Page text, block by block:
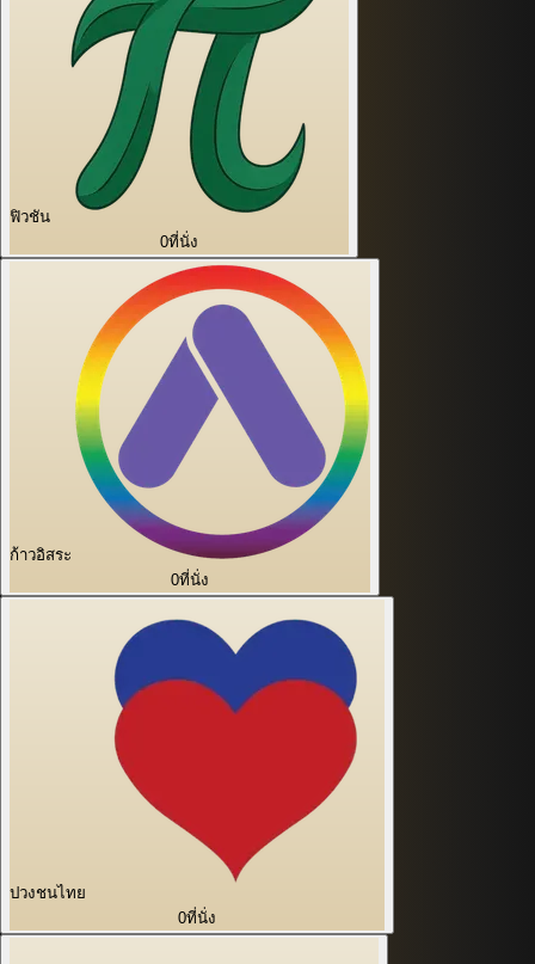
ฟิวชัน
0ที่นั่ง
ก้าวอิสระ
0ที่นั่ง
ปวงชนไทย
0ที่นั่ง